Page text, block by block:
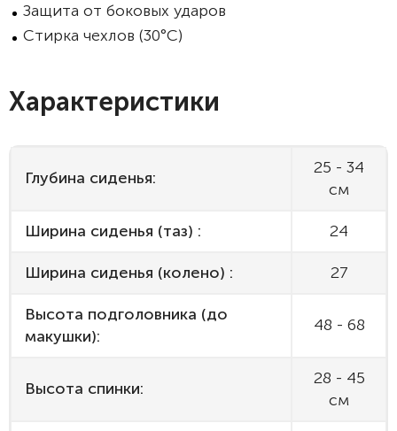
Защита от боковых ударов
Стирка чехлов (30°C)
Характеристики
Глубина сиденья:
25 - 34
см
Ширина сиденья (таз) : 24
Ширина сиденья (колено) : 27
Высота подголовника (до
макушки):
48 - 68
Высота спинки:
28 - 45
см